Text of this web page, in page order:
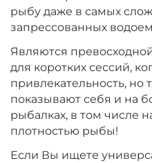
Диаметр:
Вкус:
‍899‍ ₽
Диаметр:
Вкус:
рыбу даже в самых
запрессованных
Являются
для коротких сессий,
привлекательность, но
показывают себя и на
рыбалках, в том числе
плотностью рыбы!
Если Вы ищете